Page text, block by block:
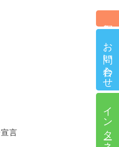
お問い合わせ
言